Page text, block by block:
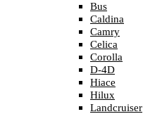
Bus
Caldina
Camry
Celica
Corolla
D-4D
Hiace
Hilux
Landcruiser